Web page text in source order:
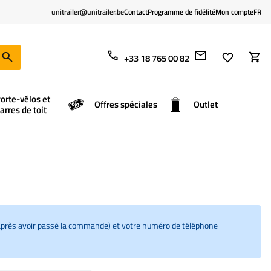
unitrailer@unitrailer.beContactProgramme de fidélitéMon compteFR
+33 18 765 00 82
vélos et
de toit Offres spéciales Outlet
avoir passé la commande) et votre numéro de téléphone